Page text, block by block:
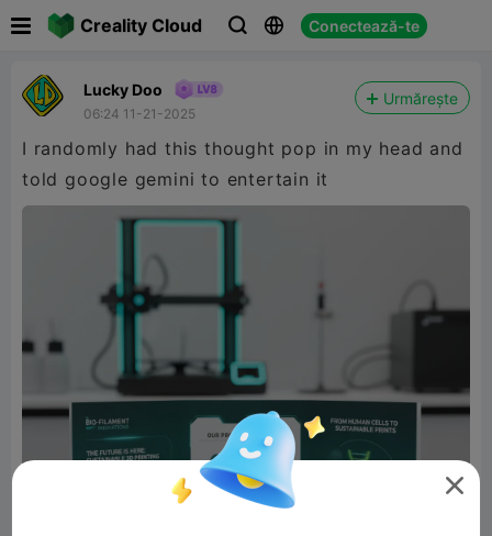
Creality Cloud   Conectează-te
Lucky Doo
06:24 11-21-2025
Urmărește
I randomly had this thought pop in my head and
told google gemini to entertain it
